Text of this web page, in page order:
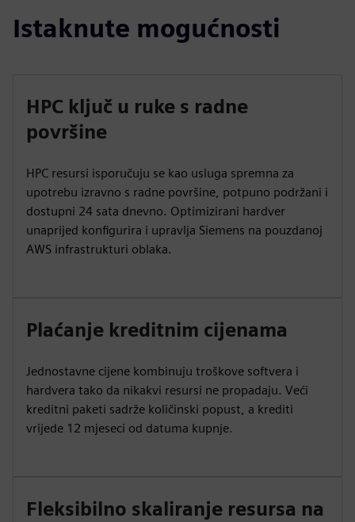
Istaknute mogućnosti
HPC ključ u ruke s radne
površine
HPC resursi isporučuju se kao usluga spremna za
upotrebu izravno s radne površine, potpuno podržani i
dostupni 24 sata dnevno. Optimizirani hardver
unaprijed konfigurira i upravlja Siemens na pouzdanoj
AWS infrastrukturi oblaka.
Plaćanje kreditnim cijenama
Jednostavne cijene kombinuju troškove softvera i
hardvera tako da nikakvi resursi ne propadaju. Veći
kreditni paketi sadrže količinski popust, a krediti
vrijede 12 mjeseci od datuma kupnje.
Fleksibilno skaliranje resursa na